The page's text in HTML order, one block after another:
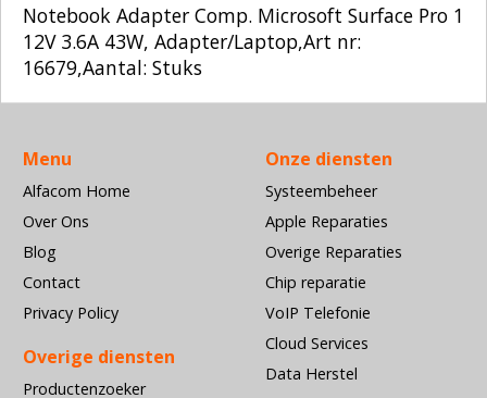
Notebook Adapter Comp. Microsoft Surface Pro 1
12V 3.6A 43W, Adapter/Laptop,Art nr:
16679,Aantal: Stuks
Menu
Alfacom Home
Over Ons
Blog
Contact
Privacy Policy
Onze diensten
Systeembeheer
Apple Reparaties
Overige Reparaties
Chip reparatie
VoIP Telefonie
Cloud Services
Data Herstel
Overige diensten
Productenzoeker